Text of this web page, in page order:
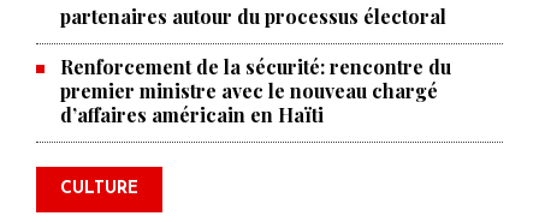
partenaires autour du processus électoral
Renforcement de la sécurité: rencontre du
premier ministre avec le nouveau chargé
d’affaires américain en Haïti
CULTURE
La Chambre de commerce et de
l'industrie haïtiano-africaine
annonce des activités pour
commémorer le 235e
anniversaire de la cérémonie du